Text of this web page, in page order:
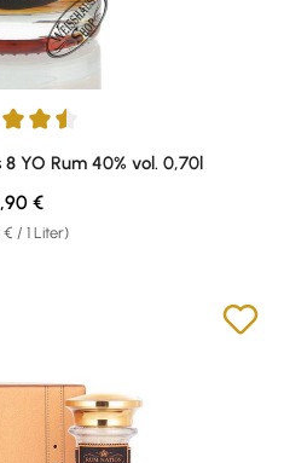
von 4.6 von 5 Sternen
YO Rum 40% vol. 0,70l
/ 1 Liter)
Preis:
€